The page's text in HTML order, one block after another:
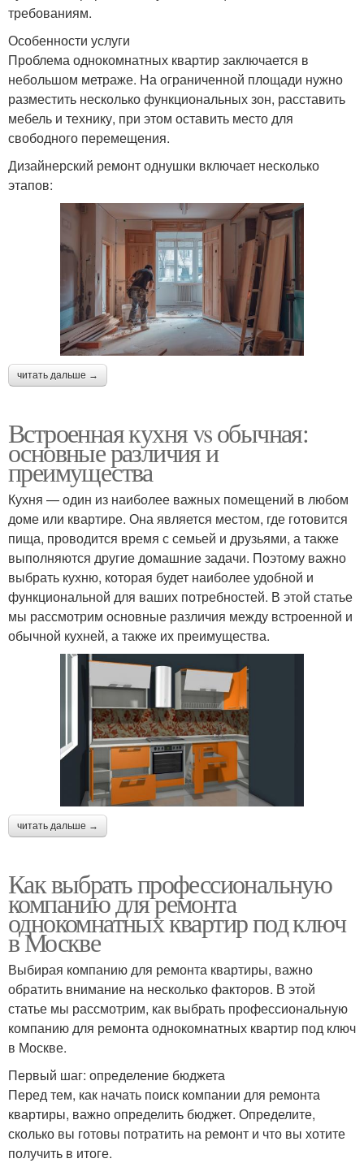
требованиям.
Особенности услуги
Проблема однокомнатных квартир заключается в
небольшом метраже. На ограниченной площади нужно
разместить несколько функциональных зон, расставить
мебель и технику, при этом оставить место для
свободного перемещения.
Дизайнерский ремонт однушки включает несколько
этапов:
читать дальше →
Встроенная кухня vs обычная:
основные различия и
преимущества
Кухня — один из наиболее важных помещений в любом
доме или квартире. Она является местом, где готовится
пища, проводится время с семьей и друзьями, а также
выполняются другие домашние задачи. Поэтому важно
выбрать кухню, которая будет наиболее удобной и
функциональной для ваших потребностей. В этой статье
мы рассмотрим основные различия между встроенной и
обычной кухней, а также их преимущества.
читать дальше →
Как выбрать профессиональную
компанию для ремонта
однокомнатных квартир под ключ
в Москве
Выбирая компанию для ремонта квартиры, важно
обратить внимание на несколько факторов. В этой
статье мы рассмотрим, как выбрать профессиональную
компанию для ремонта однокомнатных квартир под ключ
в Москве.
Первый шаг: определение бюджета
Перед тем, как начать поиск компании для ремонта
квартиры, важно определить бюджет. Определите,
сколько вы готовы потратить на ремонт и что вы хотите
получить в итоге.